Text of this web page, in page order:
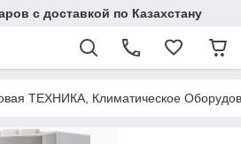
с доставкой по Казахстану
ТЕХНИКА, Климатическое